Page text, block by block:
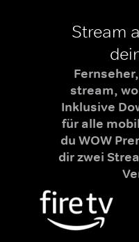
Stream
stream,
Inklusive
für alle
du WOW
dir zwei